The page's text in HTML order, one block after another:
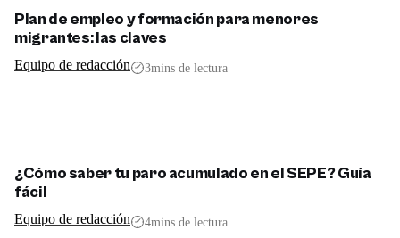
Plan de empleo y formación para menores
migrantes: las claves
Equipo de redacción 3mins de lectura
¿Cómo saber tu paro acumulado en el SEPE? Guía
fácil
Equipo de redacción 4mins de lectura